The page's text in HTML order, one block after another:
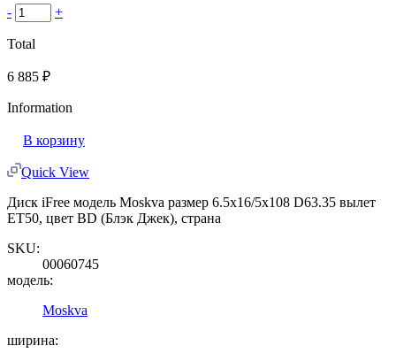
- +
Total
6 885 ₽
Information
В корзину
Quick View
Диск iFree модель Moskva размер 6.5x16/5x108 D63.35 вылет
ET50, цвет BD (Блэк Джек), страна
SKU:
00060745
модель:
Moskva
ширина: